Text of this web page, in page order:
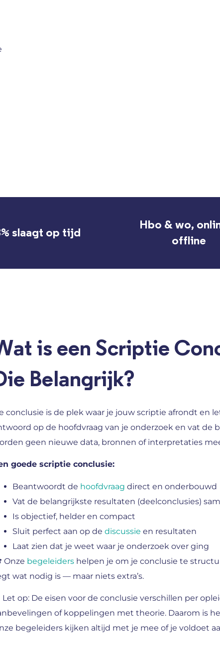
slaagt op tijd
Hbo & wo,
offline
is een Scriptie
Belangrijk?
conclusie is de plek waar je jouw scriptie afrondt en
op de hoofdvraag van je onderzoek en vat de
geen nieuwe data, bronnen of interpretaties
goede scriptie conclusie:
Beantwoordt de hoofdvraag direct en onderbouwd
Vat de belangrijkste resultaten (deelconclusies)
Is objectief, helder en compact
Sluit perfect aan op de discussie en resultaten
Laat zien dat je weet waar je onderzoek over ging
Onze begeleidershelpen je om je conclusie te
wat nodig is — maar niets extra’s.
Let op: De eisen voor de conclusie verschillen per
of koppelingen met theorie. Daarom is
begeleiders kijken altijd met je mee of je voldoet